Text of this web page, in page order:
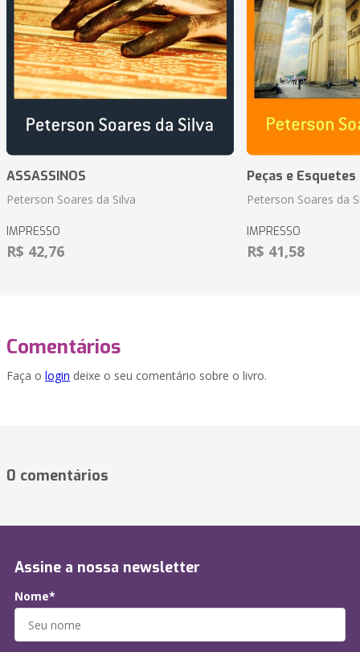
ASSASSINOS
Peterson Soares da Silva
IMPRESSO
R$ 42,76
Peças e
Peterson Soares da
IMPRESSO
R$ 41,58
Comentários
Faça o login deixe o seu comentário sobre o livro.
0 comentários
Assine a nossa newsletter
Nome*